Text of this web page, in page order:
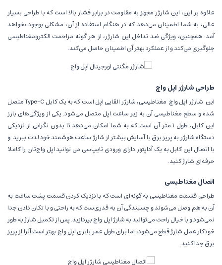
علاوه بر این، این شارژر مجهز به مقاومت در برابر فشار بالا است که با طراحی بسیار
عالی، به شما اطمینان می‌دهد که در هنگام استفاده از آن، مشکلی بوجود نخواهد
آمد. همچنین، ویژگی ضد تداخل این شارژر، از هر گونه مزاحمت الکترومغناطیسی
جلوگیری می‌کند و از عملکرد بهتر آن اطمینان حاصل می‌کند.
طراحی شارژر اپل واچ
این شارژر اپل واچ
مغناطیسی، شارژر القایی اپل است که به یک کابل Type-C متصل
شده و سطح مغناطیسی آن به زیر ساعت اپل متصل می‌شود. یکی از ویژگی‌های بارز
این کابل، طول 1 متر آن است که به شما امکان می‌دهد تا بدون نگرانی از نزدیکی
دستگاه شارژر به پریز برق با آسایش بیشتر از شارژ ساعت هوشمند خود لذت ببرید و
با اتصال این کابل به یک آداپتور دارای ورودی تایپ‌سی می ‌توانید اپل واچ‌تان را کاملا
حرفه‌ای شارژ کنید.
اتصال مغناطیسی
طراحی قسمت مغناطیسی به گونه‌ای است که با نزدیک کردن قسمت پشت ساعت به
آن به هم وصل می‌شوند و چسبندگی آن به قدری‌ست که به راحتی و با تکان دادن جدا
نمی‌شود و با خیال راحت می‌توانید به شارژ اپل واچ بپردازید. پس از تکمیل شارژ به طور
خودکار عمل شارژ قطع می‌شود، اما برای طول عمر باتری اپل واچ بهتر است آنرا از پریز
برق جدا کنید.